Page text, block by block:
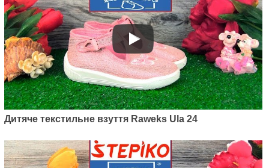
Raweks Dorotka D7
395грн.
Дитяче текстильне взуття Raweks Ula 24